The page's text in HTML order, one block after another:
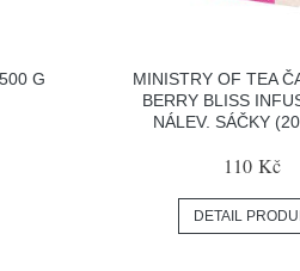
G
MINISTRY OF TEA
BERRY BLISS
NÁLEV. SÁČKY
110 Kč
DETAIL